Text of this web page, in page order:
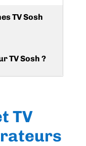
TV Sosh
TV Sosh ?
TV